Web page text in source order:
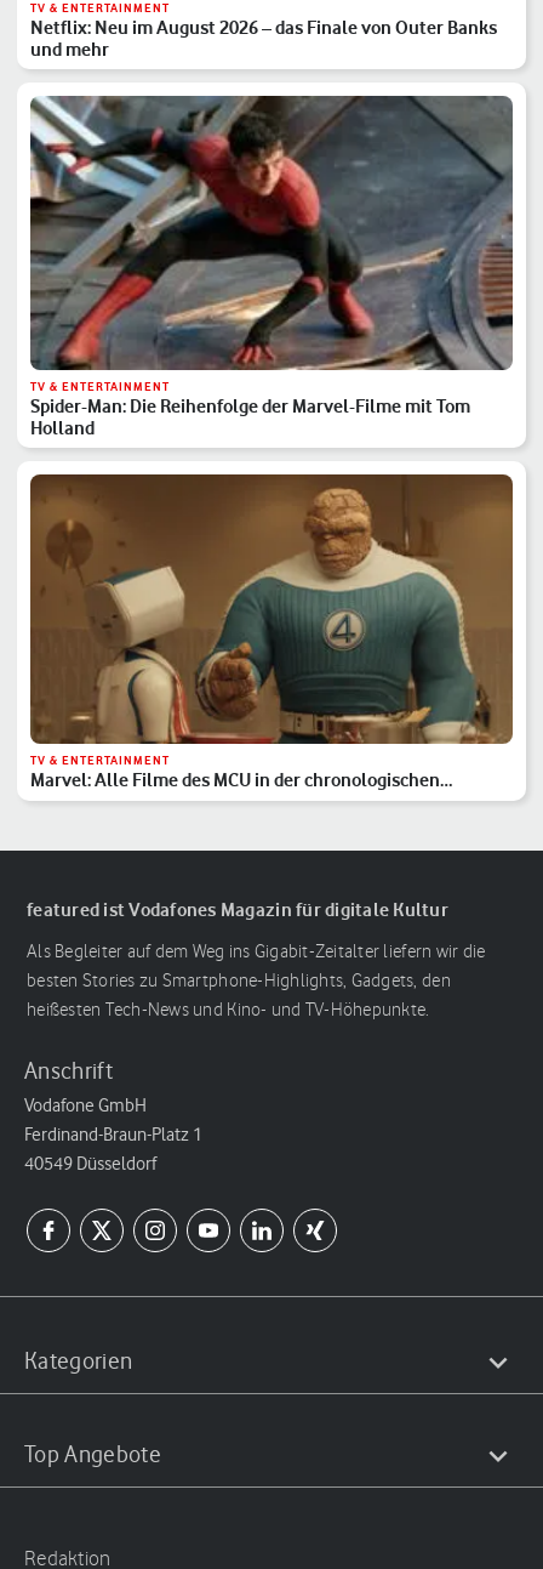
TV & ENTERTAINMENT
Netflix: Neu im August 2026 – das Finale von Outer Banks
und mehr
TV & ENTERTAINMENT
Spider-Man: Die Reihenfolge der Marvel-Filme mit Tom
Holland
TV & ENTERTAINMENT
Marvel: Alle Filme des MCU in der chronologischen
Reihenfolge
featured ist Vodafones Magazin für digitale Kultur
Als Begleiter auf dem Weg ins Gigabit-Zeitalter liefern wir die
besten Stories zu Smartphone-Highlights, Gadgets, den
heißesten Tech-News und Kino- und TV-Höhepunkte.
Anschrift
Vodafone GmbH
Ferdinand-Braun-Platz 1
40549 Düsseldorf
Kategorien
Top Angebote
Redaktion